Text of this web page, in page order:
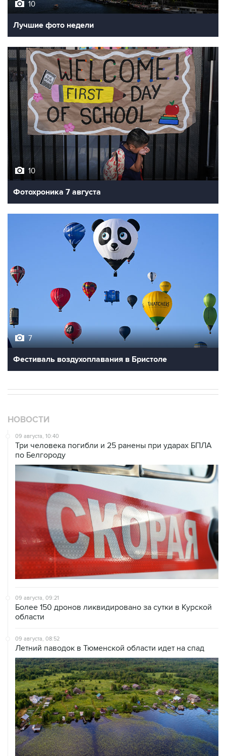
10
Лучшие фото недели
10
Фотохроника 7 августа
7
Фестиваль воздухоплавания в Бристоле
НОВОСТИ
09 августа, 10:40
Три человека погибли и 25 ранены при ударах БПЛА
по Белгороду
09 августа, 09:21
Более 150 дронов ликвидировано за сутки в Курской
области
09 августа, 08:52
Летний паводок в Тюменской области идет на спад